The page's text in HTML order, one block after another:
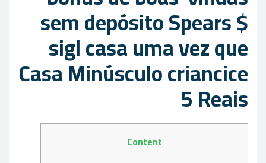
sem depósito Spears $
sigl casa uma vez que
Casa Minúsculo criancice
5 Reais
Content